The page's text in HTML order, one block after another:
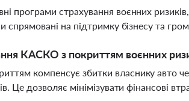
програми страхування воєнних
спрямовані на підтримку бізнесу та
КАСКО з покриттям воєнних
компенсує збитки власнику авто
Це дозволяє мінімізувати фінансові